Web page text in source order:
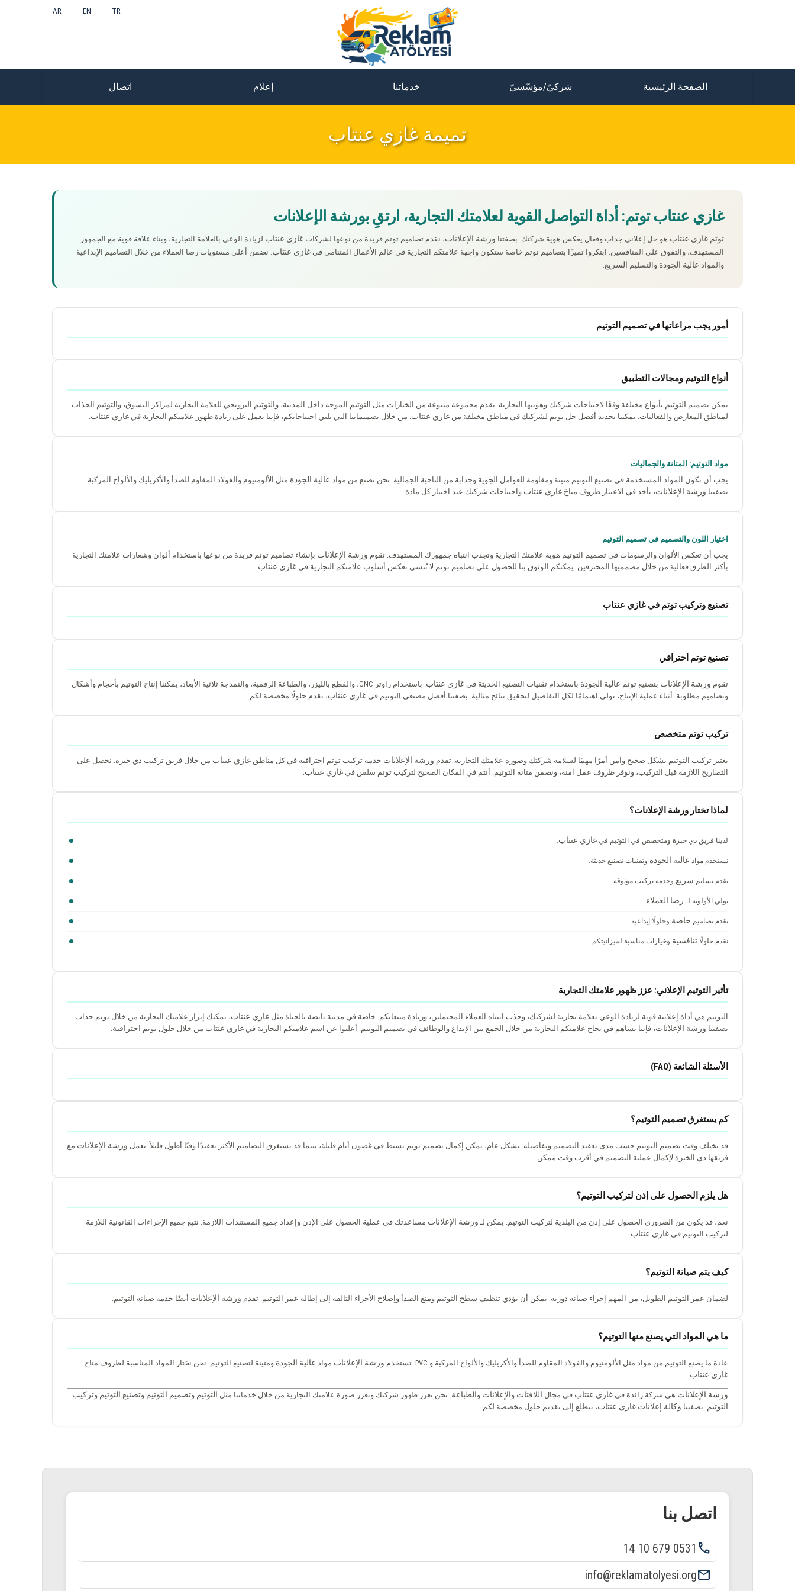
TR
EN
AR
الصفحة الرئيسية شركيّ/مؤسّسيّ خدماتنا إعلام اتصال
تميمة غازي عنتاب
غازي عنتاب توتم: أداة التواصل القوية لعلامتك التجارية، ارتقِ بورشة الإعلانات
توتم غازي عنتاب هو حل إعلاني جذاب وفعال يعكس هوية شركتك. بصفتنا ورشة الإعلانات، نقدم تصاميم توتم فريدة من نوعها لشركات غازي عنتاب لزيادة الوعي بالعلامة التجارية، وبناء علاقة قوية مع الجمهور
المستهدف، والتفوق على المنافسين. ابتكروا تميزًا بتصاميم توتم خاصة ستكون واجهة علامتكم التجارية في عالم الأعمال المتنامي في غازي عنتاب . نضمن أعلى مستويات رضا العملاء من خلال التصاميم الإبداعية
والمواد عالية الجودة والتسليم السريع
أمور يجب مراعاتها في تصميم التوتيم
أنواع التوتيم ومجالات التطبيق
يمكن تصميم التوتيم بأنواع مختلفة وفقًا لاحتياجات شركتك وهويتها التجارية. نقدم مجموعة متنوعة من الخيارات مثل التوتيم الموجه داخل المدينة، والتوتيم الترويجي للعلامة التجارية لمراكز التسوق، والتوتيم
الجذاب
لمناطق المعارض والفعاليات. يمكننا تحديد أفضل حل توتم لشركتك في مناطق مختلفة من غازي عنتاب . من خلال تصميماتنا التي تلبي احتياجاتكم، فإننا نعمل على زيادة ظهور علامتكم التجارية في غازي عنتاب
مواد التوتيم: المتانة والجماليات
يجب أن تكون المواد المستخدمة في تصنيع التوتيم متينة ومقاومة للعوامل الجوية وجذابة من الناحية الجمالية. نحن نصنع من مواد عالية الجودة مثل الألومنيوم والفولاذ المقاوم للصدأ والأكريليك والألواح المركبة.
بصفتنا ورشة الإعلانات، نأخذ في الاعتبار ظروف مناخ غازي عنتاب واحتياجات شركتك عند اختيار كل مادة.
اختيار اللون والتصميم في تصميم التوتيم
يجب أن تعكس الألوان والرسومات في تصميم التوتيم هوية علامتك التجارية وتجذب انتباه جمهورك المستهدف. تقوم ورشة الإعلانات بإنشاء تصاميم توتم فريدة من نوعها باستخدام ألوان وشعارات علامتك التجارية
بأكثر الطرق فعالية من خلال مصمميها المحترفين. يمكنكم الوثوق بنا للحصول على تصاميم توتم لا تُنسى تعكس أسلوب علامتكم التجارية في غازي عنتاب
تصنيع وتركيب توتم في غازي عنتاب
تصنيع توتم احترافي
تقوم ورشة الإعلانات بتصنيع توتم عالية الجودة باستخدام تقنيات التصنيع الحديثة في غازي عنتاب
. باستخدام راوتر CNC، والقطع بالليزر، والطباعة الرقمية، والنمذجة ثلاثية الأبعاد، يمكننا إنتاج التوتيم بأحجام وأشكال
وتصاميم مطلوبة. أثناء عملية الإنتاج، نولي اهتمامًا لكل التفاصيل لتحقيق نتائج مثالية. بصفتنا أفضل مصنعي التوتيم في غازي عنتاب، نقدم حلولًا مخصصة لكم.
تركيب توتم متخصص
يعتبر تركيب التوتيم بشكل صحيح وآمن أمرًا مهمًا لسلامة شركتك وصورة علامتك التجارية. تقدم ورشة الإعلانات خدمة تركيب توتم احترافية في كل مناطق غازي عنتاب من خلال فريق تركيب ذي خبرة. نحصل على
التصاريح اللازمة قبل التركيب، ونوفر ظروف عمل آمنة، ونضمن متانة التوتيم. أنتم في المكان الصحيح لتركيب توتم سلس في غازي عنتاب
لماذا تختار ورشة الإعلانات؟
لدينا فريق ذي خبرة ومتخصص في التوتيم في غازي عنتاب.
نستخدم مواد عالية الجودة وتقنيات تصنيع حديثة.
نقدم تسليم سريع وخدمة تركيب موثوقة.
نولي الأولوية لـ رضا العملاء.
نقدم تصاميم خاصة وحلولًا إبداعية.
نقدم حلولًا تنافسية وخيارات مناسبة لميزانيتكم.
تأثير التوتيم الإعلاني: عزز ظهور علامتك التجارية
التوتيم هي أداة إعلانية قوية لزيادة الوعي بعلامة تجارية لشركتك، وجذب انتباه العملاء المحتملين، وزيادة مبيعاتكم. خاصة في مدينة نابضة بالحياة مثل غازي عنتاب، يمكنك إبراز علامتك التجارية من خلال توتم جذاب.
بصفتنا ورشة الإعلانات، فإننا نساهم في نجاح علامتكم التجارية من خلال الجمع بين الإبداع والوظائف في تصميم التوتيم. أعلنوا عن اسم علامتكم التجارية في غازي عنتاب من خلال حلول توتم احترافية
الأسئلة الشائعة (FAQ)
كم يستغرق تصميم التوتيم؟
قد يختلف وقت تصميم التوتيم حسب مدى تعقيد التصميم وتفاصيله. بشكل عام، يمكن إكمال تصميم توتم بسيط في غضون أيام قليلة، بينما قد تستغرق التصاميم الأكثر تعقيدًا وقتًا أطول قليلاً. تعمل ورشة الإعلانات مع
فريقها ذي الخبرة لإكمال عملية التصميم في أقرب وقت ممكن.
هل يلزم الحصول على إذن لتركيب التوتيم؟
نعم، قد يكون من الضروري الحصول على إذن من البلدية لتركيب التوتيم. يمكن لـ ورشة الإعلانات مساعدتك في عملية الحصول على الإذن وإعداد جميع المستندات اللازمة. نتبع جميع الإجراءات القانونية اللازمة
لتركيب التوتيم في غازي عنتاب
كيف يتم صيانة التوتيم؟
لضمان عمر التوتيم الطويل، من المهم إجراء صيانة دورية. يمكن أن يؤدي تنظيف سطح التوتيم ومنع الصدأ وإصلاح الأجزاء التالفة إلى إطالة عمر التوتيم. تقدم ورشة الإعلانات أيضًا خدمة صيانة التوتيم.
ما هي المواد التي يصنع منها التوتيم؟
عادة ما يصنع التوتيم من مواد مثل الألومنيوم والفولاذ المقاوم للصدأ والأكريليك والألواح المركبة و PVC. تستخدم ورشة الإعلانات مواد عالية الجودة ومتينة لتصنيع التوتيم. نحن نختار المواد المناسبة لظروف مناخ
غازي عنتاب
ورشة الإعلانات هي شركة رائدة في غازي عنتاب في مجال اللافتات والإعلانات والطباعة . نحن نعزز ظهور شركتك ونعزز صورة علامتك التجارية من خلال خدماتنا مثل التوتيم وتصميم التوتيم وتصنيع التوتيم وتركيب
التوتيم . بصفتنا وكالة إعلانات غازي عنتاب، نتطلع إلى تقديم حلول مخصصة لكم.
اتصل بنا
phone
0531 679 10 14
email
info@reklamatolyesi.org